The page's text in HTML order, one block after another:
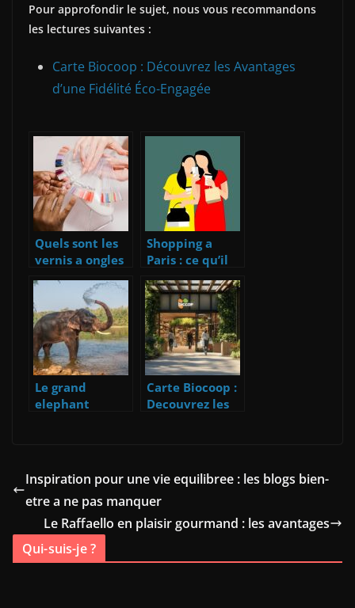
Pour approfondir le sujet, nous vous recommandons
les lectures suivantes :
Carte Biocoop : Découvrez les Avantages
d’une Fidélité Éco-Engagée
Quels sont les
vernis a ongles
tendance lors
des ventes
privees ?
Shopping a
Paris : ce qu’il
faut savoir
Le grand
elephant
symbolique
Carte Biocoop :
Decouvrez les
Inspiration pour une vie equilibree : les blogs bien-
etre a ne pas manquer
Le Raffaello en plaisir gourmand : les avantages
Qui-suis-je ?